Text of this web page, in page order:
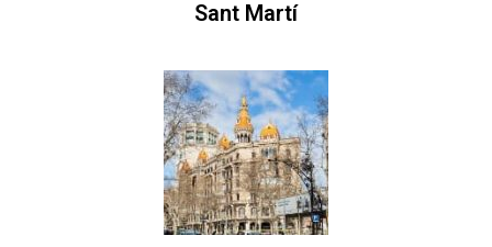
Sant Martí